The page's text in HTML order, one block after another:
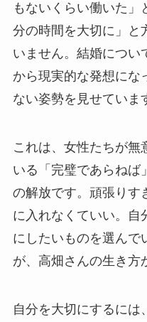
もないくらい働いた」
分の時間を大切に」と
いません。結婚につい
から現実的な発想にな
ない姿勢を見せていま
これは、女性たちが無
いる「完璧であらねば
の解放です。頑張りす
に入れなくていい。自
にしたいものを選ん
が、高畑さんの生き方
自分を大切にするには